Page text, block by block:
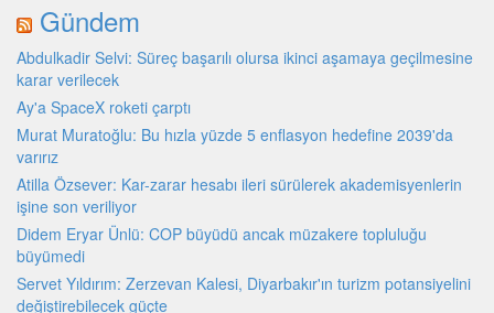
Gündem
Abdulkadir Selvi: Süreç başarılı olursa ikinci aşamaya geçilmesine
karar verilecek
Ay'a SpaceX roketi çarptı
Murat Muratoğlu: Bu hızla yüzde 5 enflasyon hedefine 2039'da
varırız
Atilla Özsever: Kar-zarar hesabı ileri sürülerek akademisyenlerin
işine son veriliyor
Didem Eryar Ünlü: COP büyüdü ancak müzakere topluluğu
büyümedi
Servet Yıldırım: Zerzevan Kalesi, Diyarbakır'ın turizm potansiyelini
değiştirebilecek güçte